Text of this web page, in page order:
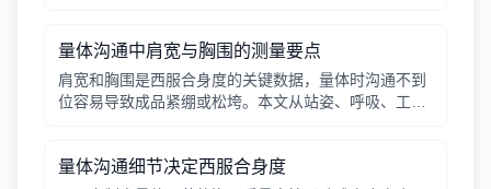
量体沟通中肩宽与胸围的测量要点
肩宽和胸围是西服合身度的关键数据，量体时沟通不到
位容易导致成品紧绷或松垮。本文从站姿、呼吸、工具
量体沟通细节决定西服合身度